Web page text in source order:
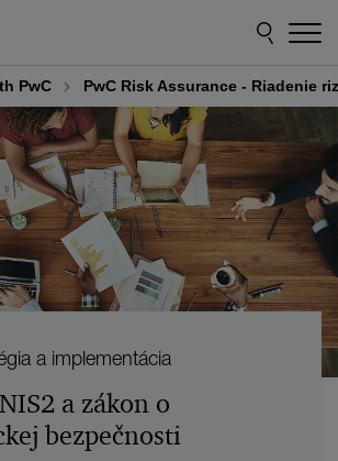
PwC PwC Risk Assurance - Riadenie
a zákon o
bezpečnosti
a implementácia